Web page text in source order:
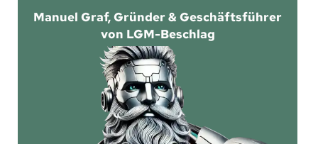
Manuel Graf, Gründer & Geschäftsführer
von LGM-Beschlag